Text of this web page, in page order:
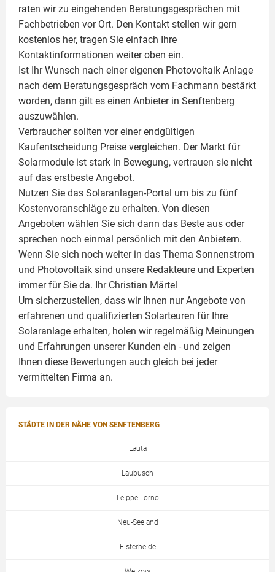
raten wir zu eingehenden Beratungsgesprächen mit
Fachbetrieben vor Ort. Den Kontakt stellen wir gern
kostenlos her, tragen Sie einfach Ihre
Kontaktinformationen weiter oben ein.
Ist Ihr Wunsch nach einer eigenen Photovoltaik Anlage
nach dem Beratungsgespräch vom Fachmann bestärkt
worden, dann gilt es einen Anbieter in Senftenberg
auszuwählen.
Verbraucher sollten vor einer endgültigen
Kaufentscheidung Preise vergleichen. Der Markt für
Solarmodule ist stark in Bewegung, vertrauen sie nicht
auf das erstbeste Angebot.
Nutzen Sie das Solaranlagen-Portal um bis zu fünf
Kostenvoranschläge zu erhalten. Von diesen
Angeboten wählen Sie sich dann das Beste aus oder
sprechen noch einmal persönlich mit den Anbietern.
Wenn Sie sich noch weiter in das Thema Sonnenstrom
und Photovoltaik sind unsere Redakteure und Experten
immer für Sie da. Ihr Christian Märtel
Um sicherzustellen, dass wir Ihnen nur Angebote von
erfahrenen und qualifizierten Solarteuren für Ihre
Solaranlage erhalten, holen wir regelmäßig Meinungen
und Erfahrungen unserer Kunden ein - und zeigen
Ihnen diese Bewertungen auch gleich bei jeder
vermittelten Firma an.
STÄDTE IN DER NÄHE VON SENFTENBERG
Lauta
Laubusch
Leippe-Torno
Neu-Seeland
Elsterheide